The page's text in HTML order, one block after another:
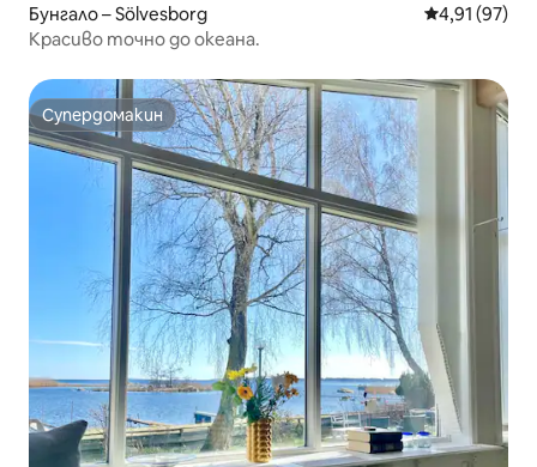
Бунгало – Sölvesborg Средна
4,91 (97)
Красиво точно до океана.
Супердомакин
Супердомакин